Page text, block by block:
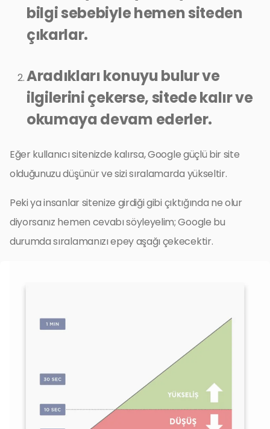
bilgi sebebiyle hemen siteden
çıkarlar.
Aradıkları konuyu bulur ve
ilgilerini çekerse, sitede kalır ve
okumaya devam ederler.
Eğer kullanıcı sitenizde kalırsa, Google güçlü bir site
olduğunuzu düşünür ve sizi sıralamarda yükseltir.
Peki ya insanlar sitenize girdiği gibi çıktığında ne olur
diyorsanız hemen cevabı söyleyelim; Google bu
durumda sıralamanızı epey aşağı çekecektir.